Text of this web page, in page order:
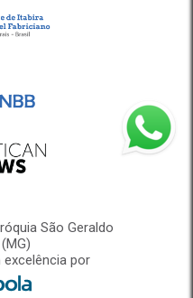
São Geraldo
por